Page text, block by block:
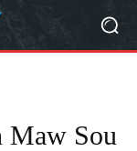
Maw Sou